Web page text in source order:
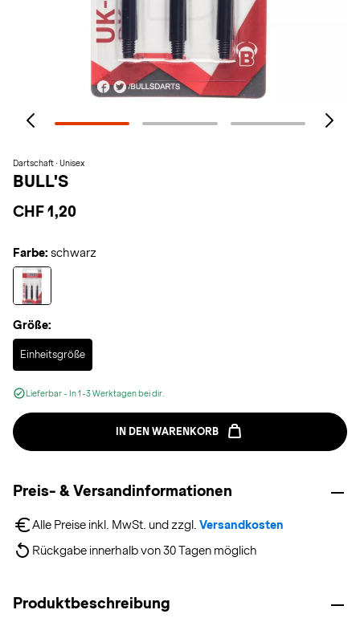
Dartschaft · Unisex
BULL'S
CHF 1,20
Farbe: schwarz
Größe:
Einheitsgröße
Selected
Lieferbar - In 1-3 Werktagen bei dir.
IN DEN WARENKORB
Preis- & Versandinformationen
Alle Preise inkl. MwSt. und zzgl. Versandkosten
Rückgabe innerhalb von 30 Tagen möglich
Produktbeschreibung